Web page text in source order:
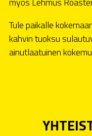
Tule paikalle
kahvin tuoksu
ainutlaatuinen